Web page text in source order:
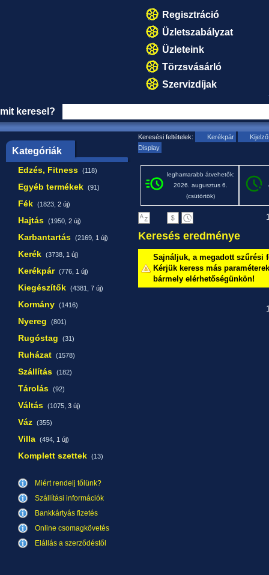
Regisztráció
Üzletszabályzat
Üzleteink
Törzsvásárló
Szervizdíjak
mit keresel?
Kategóriák
Edzés, Fitness (118)
Egyéb termékek (91)
Fék (1823, 2 új)
Hajtás (1950, 2 új)
Karbantartás (2169, 1 új)
Kerék (3738, 1 új)
Kerékpár (776, 1 új)
Kiegészítők (4381, 7 új)
Kormány (1416)
Nyereg (801)
Rugóstag (31)
Ruházat (1578)
Szállítás (182)
Tárolás (92)
Váltás (1075, 3 új)
Váz (355)
Villa (494, 1 új)
Komplett szettek (13)
Miért rendelj tőlünk?
Szállítási információk
Bankkártyás fizetés
Online csomagkövetés
Elállás a szerződéstől
Keresési feltételek: Kerékpár
Display
leghamarabb átvehetők:
2026. augusztus 6.
(csütörtök)
Keresés eredménye
Sajnáljuk, a megadott szűrési
Kérjük keress más
bármely elérhetőségünkön!